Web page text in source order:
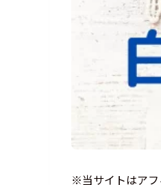
※当サイトはア